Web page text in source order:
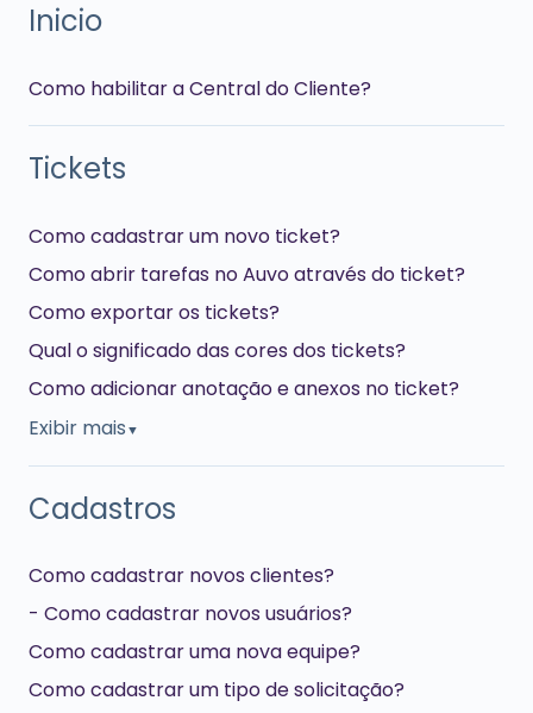
Inicio
Como habilitar a Central do Cliente?
Tickets
Como cadastrar um novo ticket?
Como abrir tarefas no Auvo através do ticket?
Como exportar os tickets?
Qual o significado das cores dos tickets?
Como adicionar anotação e anexos no ticket?
Exibir mais▼
Cadastros
Como cadastrar novos clientes?
- Como cadastrar novos usuários?
Como cadastrar uma nova equipe?
Como cadastrar um tipo de solicitação?